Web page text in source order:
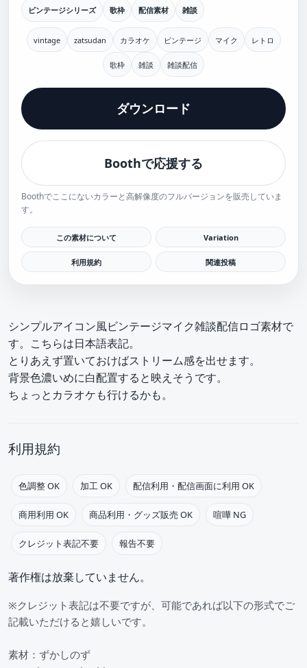
ビンテージシリーズ 歌枠 配信素材 雑談
vintage zatsudan カラオケ ビンテージ マイク レトロ
歌枠 雑談 雑談配信
ダウンロード
Boothで応援する
Boothでここにないカラーと高解像度のフルバージョンを販売していま
す。
この素材について Variation
利用規約 関連投稿
シンプルアイコン風ビンテージマイク雑談配信ロゴ素材で
す。こちらは日本語表記。
とりあえず置いておけばストリーム感を出せます。
背景色濃いめに白配置すると映えそうです。
ちょっとカラオケも行けるかも。
利用規約
色調整 OK 加工 OK 配信利用・配信画面に利用 OK
商用利用 OK 商品利用・グッズ販売 OK 喧嘩 NG
クレジット表記不要 報告不要
著作権は放棄していません。
※クレジット表記は不要ですが、可能であれば以下の形式でご
記載いただけると嬉しいです。
素材：ずかしのず